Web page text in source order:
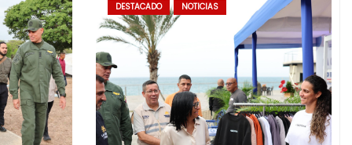
DESTACADO NOTICIAS